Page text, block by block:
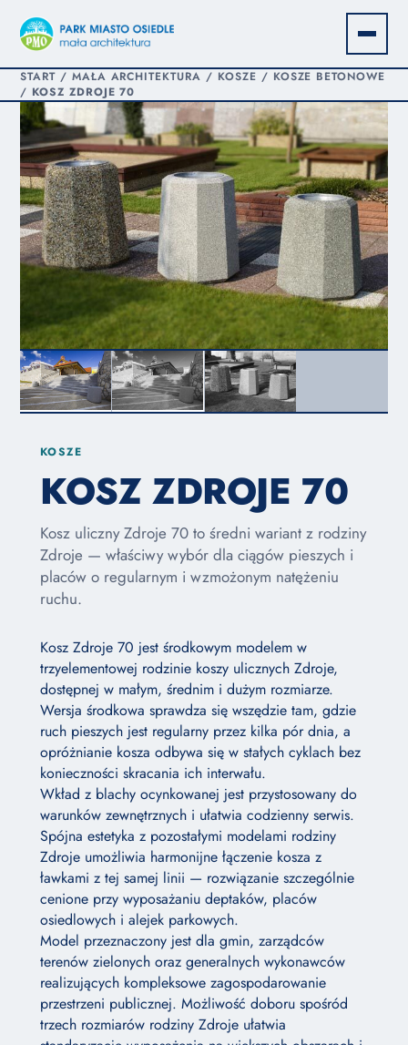
START/ MAŁA ARCHITEKTURA / KOSZE / KOSZE BETONOWE
/ KOSZ ZDROJE 70
KOSZE
KOSZ ZDROJE 70
Kosz uliczny Zdroje 70 to średni wariant z rodziny
Zdroje — właściwy wybór dla ciągów pieszych i
placów o regularnym i wzmożonym natężeniu
ruchu.
Kosz Zdroje 70 jest środkowym modelem w
trzyelementowej rodzinie koszy ulicznych Zdroje,
dostępnej w małym, średnim i dużym rozmiarze.
Wersja środkowa sprawdza się wszędzie tam, gdzie
ruch pieszych jest regularny przez kilka pór dnia, a
opróżnianie kosza odbywa się w stałych cyklach bez
konieczności skracania ich interwału.
Wkład z blachy ocynkowanej jest przystosowany do
warunków zewnętrznych i ułatwia codzienny serwis.
Spójna estetyka z pozostałymi modelami rodziny
Zdroje umożliwia harmonijne łączenie kosza z
ławkami z tej samej linii — rozwiązanie szczególnie
cenione przy wyposażaniu deptaków, placów
osiedlowych i alejek parkowych.
Model przeznaczony jest dla gmin, zarządców
terenów zielonych oraz generalnych wykonawców
realizujących kompleksowe zagospodarowanie
przestrzeni publicznej. Możliwość doboru spośród
trzech rozmiarów rodziny Zdroje ułatwia